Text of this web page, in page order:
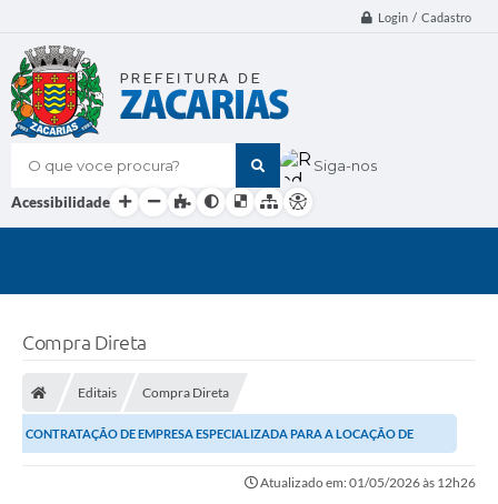
Login / Cadastro
O que voce procura? Siga-nos
Acessibilidade
Compra Direta
Editais Compra Direta
CONTRATAÇÃO DE EMPRESA ESPECIALIZADA PARA A LOCAÇÃO DE
ESTRUTURAS E EQUIPAMENTOS, DESTINADOS À REALIZAÇÃO DO...
Atualizado em: 01/05/2026 às 12h26